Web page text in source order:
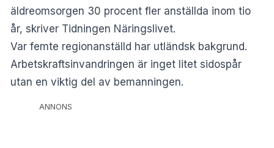
äldreomsorgen 30 procent fler anställda inom tio
år, skriver Tidningen Näringslivet.
Var femte regionanställd har utländsk bakgrund.
Arbetskraftsinvandringen är inget litet sidospår
utan en viktig del av bemanningen.
ANNONS